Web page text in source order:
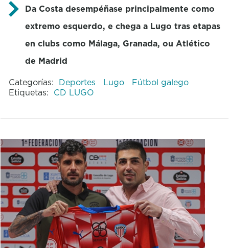
Da Costa desempéñase principalmente como
extremo esquerdo, e chega a Lugo tras etapas
en clubs como Málaga, Granada, ou Atlético
de Madrid
Categorías: Deportes Lugo
Fútbol galego
Etiquetas: CD LUGO